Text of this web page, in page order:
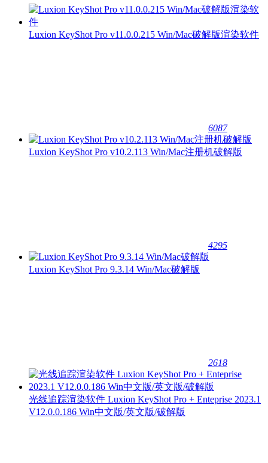
Luxion KeyShot Pro v11.0.0.215 Win/Mac破解版渲染软件
6087
Luxion KeyShot Pro v10.2.113 Win/Mac注册机破解版
4295
Luxion KeyShot Pro 9.3.14 Win/Mac破解版
2618
光线追踪渲染软件 Luxion KeyShot Pro + Enteprise 2023.1
V12.0.0.186 Win中文版/英文版/破解版